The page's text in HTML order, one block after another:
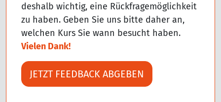
deshalb wichtig, eine Rückfragemöglichkeit
zu haben. Geben Sie uns bitte daher an,
welchen Kurs Sie wann besucht haben.
Vielen Dank!
JETZT FEEDBACK ABGEBEN